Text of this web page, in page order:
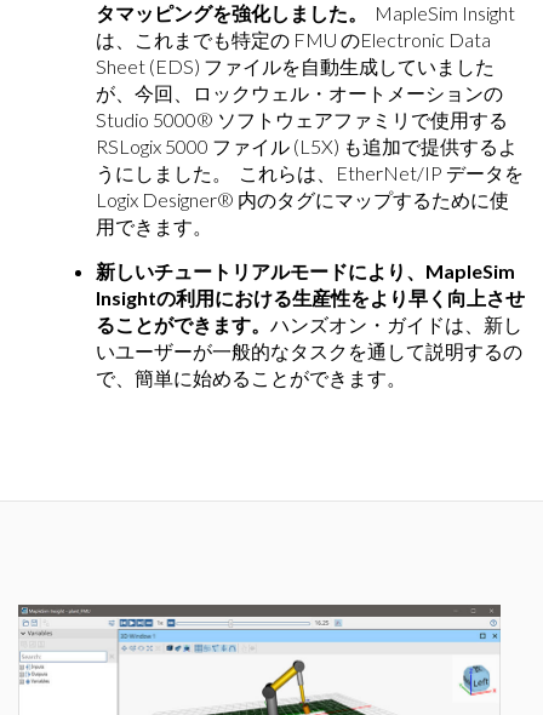
タマッピングを強化しました。
MapleSim Insight
は、これまでも特定の FMU のElectronic Data
Sheet (EDS) ファイルを自動生成していました
が、今回、ロックウェル・オートメーションの
Studio 5000® ソフトウェアファミリで使用する
RSLogix 5000 ファイル (L5X) も追加で提供するよ
うにしました。 これらは、EtherNet/IP データを
Logix Designer® 内のタグにマップするために使
用できます。
新しいチュートリアルモードにより、 MapleSim
Insightの利用における生産性をより早く向上させ
ることができます。 ハンズオン・ガイドは、新し
いユーザーが一般的なタスクを通して説明するの
で、簡単に始めることができます。